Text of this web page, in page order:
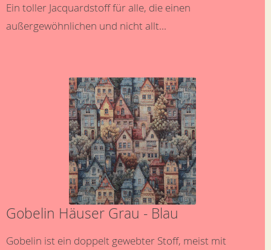
Ein toller Jacquardstoff für alle, die einen
außergewöhnlichen und nicht allt...
Gobelin Häuser Grau - Blau
Gobelin ist ein doppelt gewebter Stoff, meist mit